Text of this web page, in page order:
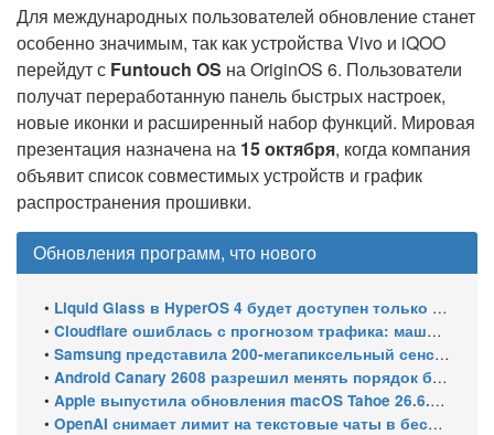
Для международных пользователей обновление станет
особенно значимым, так как устройства Vivo и iQOO
перейдут с Funtouch OS на OriginOS 6. Пользователи
получат переработанную панель быстрых настроек,
новые иконки и расширенный набор функций. Мировая
презентация назначена на 15 октября, когда компания
объявит список совместимых устройств и график
распространения прошивки.
Обновления программ, что нового
• Liquid Glass в HyperOS 4 будет доступен только на флагманских чипсетах
• Cloudflare ошиблась с прогнозом трафика: машины обошли людей в мае 2026
• Samsung представила 200-мегапиксельный сенсор ISOCELL HPC с DeepPix
• Android Canary 2608 разрешил менять порядок блоков шторки
• Apple выпустила обновления macOS Tahoe 26.6.1, Sequoia 15.7.9 и Sonoma 14.8.9 для устранения уязвимости общего доступа к экрану
• OpenAI снимает лимит на текстовые чаты в бесплатном ChatGPT